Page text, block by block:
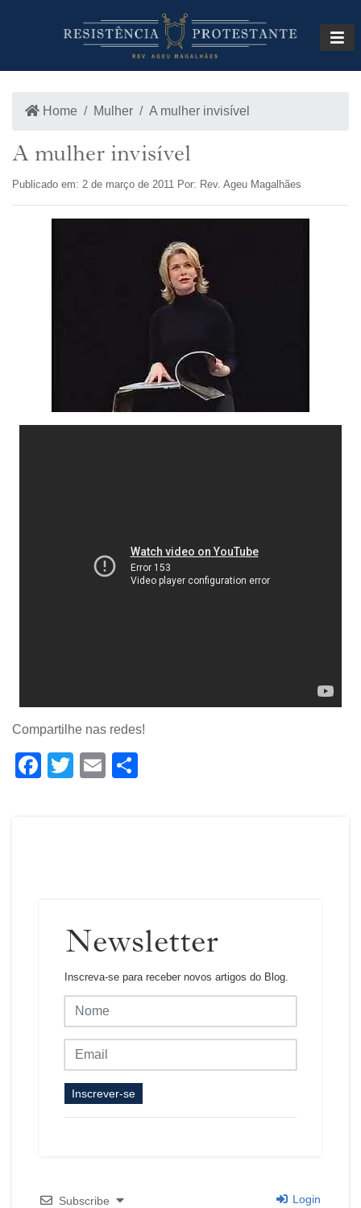
LOJA
Home Mulher A mulher invisível
A mulher invisível
Publicado em: 2 de março de 2011 Por: Rev. Ageu Magalhães
Compartilhe nas redes!
Facebook
TwitterEmail
Newsletter
Inscreva-se para receber novos artigos do Blog.
Inscrever-se
Subscribe Login